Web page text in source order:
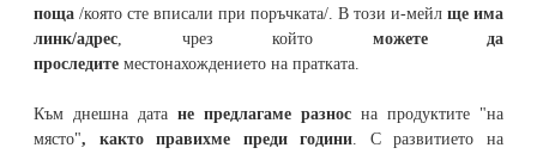
поща /която сте вписали при поръчката/. В този и-мейл ще има
линк/адрес, чрез който можете да
проследите местонахождението на пратката.
Към днешна дата не предлагаме разнос на продуктите "на
място", както правихме преди години. С развитието на